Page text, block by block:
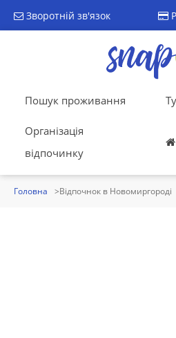
Зворотній зв'язок
Пошук проживання
Організація
відпочинку
Головна Відпочнок в Новомиргороді